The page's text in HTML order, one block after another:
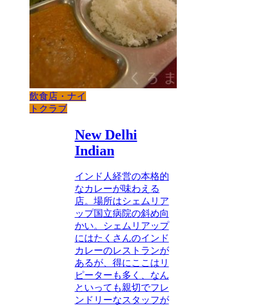
飲食店・ナイ
トクラブ
New Delhi
Indian
インド人経営の本格的
なカレーが味わえる
店。場所はシェムリア
ップ国立病院の斜め向
かい。シェムリアップ
にはたくさんのインド
カレーのレストランが
あるが、得にここはリ
ピーターも多く、なん
といっても親切でフレ
ンドリーなスタッフが